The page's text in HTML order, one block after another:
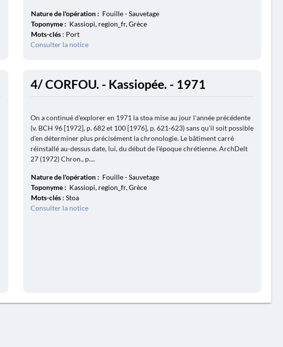
Nature de l'opération : Fouille - Sauvetage
Toponyme : Kassiopi, region_fr, Grèce
Mots-clés : Port
Consulter la notice
4/ CORFOU. - Kassiopée. - 1971
On a continué d'explorer en 1971 la stoa mise au jour l'année précédente
(v. BCH 96 [1972], p. 682 et 100 [1976], p. 621-623) sans qu'il soit possible
d'en déterminer plus précisément la chronologie. Le bâtiment carré
réinstallé au-dessus date, lui, du début de l'époque chrétienne. ArchDelt
27 (1972) Chron., p....
Nature de l'opération : Fouille - Sauvetage
Toponyme : Kassiopi, region_fr, Grèce
Mots-clés : Stoa
Consulter la notice